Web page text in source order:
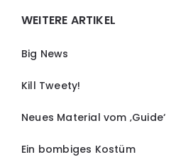
Widgets
WEITERE ARTIKEL
Big News
Kill Tweety!
Neues Material vom ‚Guide‘
Ein bombiges Kostüm